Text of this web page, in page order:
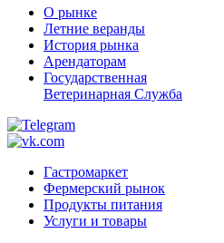
О рынке
Летние веранды
История рынка
Арендаторам
Государственная
Ветеринарная Служба
Гастромаркет
Фермерский рынок
Продукты питания
Услуги и товары